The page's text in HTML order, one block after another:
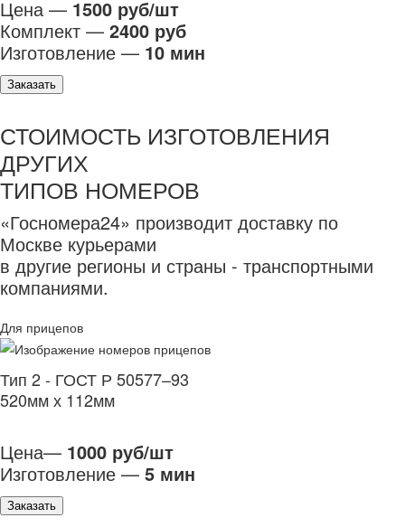
Цена — 1500 руб/шт
Комплект — 2400 руб
Изготовление — 10 мин
Заказать
СТОИМОСТЬ ИЗГОТОВЛЕНИЯ
ДРУГИХ
ТИПОВ НОМЕРОВ
«Госномера24» производит доставку по
Москве курьерами
в другие регионы и страны - транспортными
компаниями.
Для прицепов
Тип 2 - ГОСТ Р 50577–93
520мм х 112мм
Цена— 1000 руб/шт
Изготовление — 5 мин
Заказать